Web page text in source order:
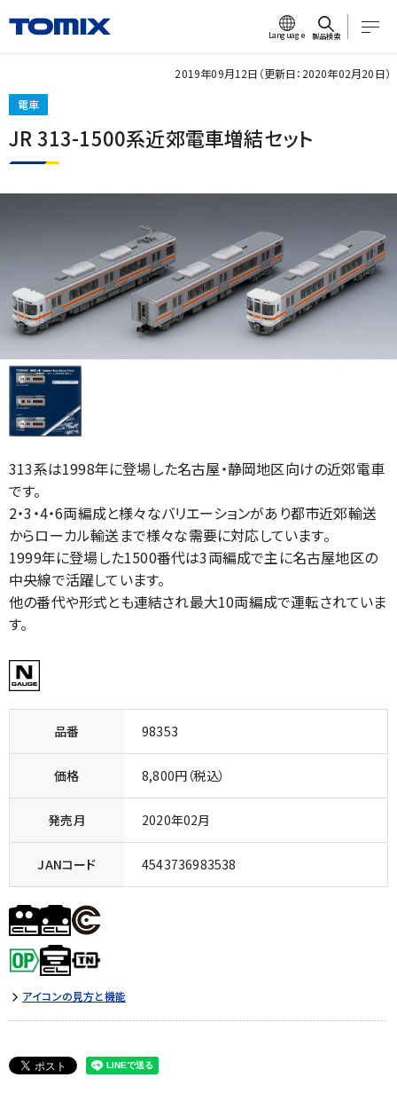
Language 製品検索
電車
JR 313-1500系近郊電車増結セット
2019年09月12日（更新日：2020年02月20日）
313系は1998年に登場した名古屋・静岡地区向けの近郊電車
です。
2・3・4・6両編成と様々なバリエーションがあり都市近郊輸送
からローカル輸送まで様々な需要に対応しています。
1999年に登場した1500番代は3両編成で主に名古屋地区の
中央線で活躍しています。
他の番代や形式とも連結され最大10両編成で運転されていま
す。
品番 98353
価格 8,800円（税込）
発売月 2020年02月
JANコード 4543736983538
アイコンの見方と機能